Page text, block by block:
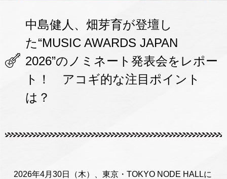
中島健人、畑芽育が登壇し
た“MUSIC AWARDS JAPAN
2026”のノミネート発表会をレポー
ト！ アコギ的な注目ポイント
は？
2026年4月30日（木）、東京・TOKYO NODE HALLに